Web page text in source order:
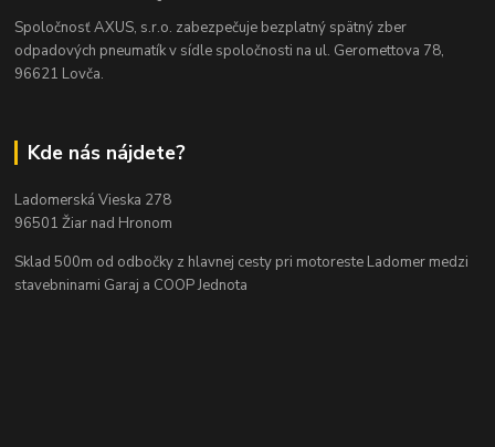
Spoločnosť AXUS, s.r.o. zabezpečuje bezplatný spätný zber
odpadových pneumatík v sídle spoločnosti na ul. Geromettova 78,
96621 Lovča.
Kde nás nájdete?
Ladomerská Vieska 278
96501 Žiar nad Hronom
Sklad 500m od odbočky z hlavnej cesty pri motoreste Ladomer medzi
stavebninami Garaj a COOP Jednota